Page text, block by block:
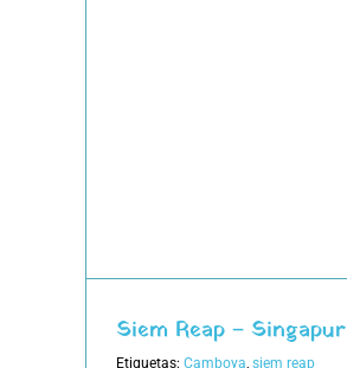
Siem Reap – Singapur
Etiquetas: Camboya, siem reap